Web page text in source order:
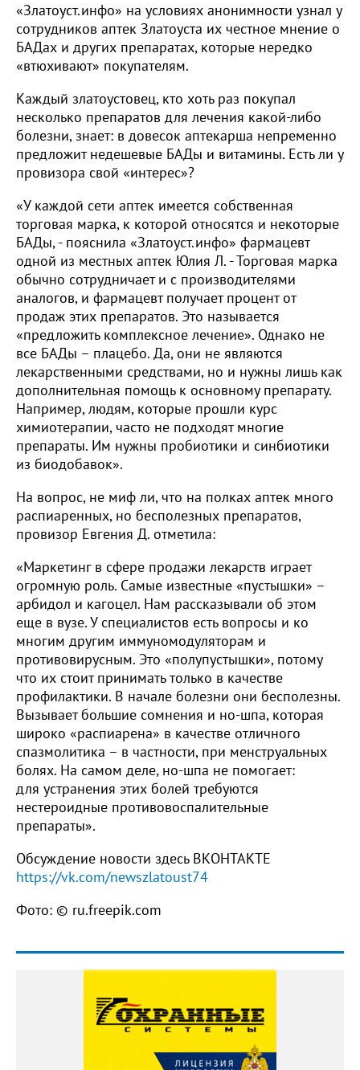
«Златоуст.инфо» на условиях анонимности узнал у
сотрудников аптек Златоуста их честное мнение о
БАДах и других препаратах, которые нередко
«втюхивают» покупателям.
Каждый златоустовец, кто хоть раз покупал
несколько препаратов для лечения какой-либо
болезни, знает: в довесок аптекарша непременно
предложит недешевые БАДы и витамины. Есть ли у
провизора свой «интерес»?
«У каждой сети аптек имеется собственная
торговая марка, к которой относятся и некоторые
БАДы, - пояснила «Златоуст.инфо» фармацевт
одной из местных аптек Юлия Л. - Торговая марка
обычно сотрудничает и с производителями
аналогов, и фармацевт получает процент от
продаж этих препаратов. Это называется
«предложить комплексное лечение». Однако не
все БАДы – плацебо. Да, они не являются
лекарственными средствами, но и нужны лишь как
дополнительная помощь к основному препарату.
Например, людям, которые прошли курс
химиотерапии, часто не подходят многие
препараты. Им нужны пробиотики и синбиотики
из биодобавок».
На вопрос, не миф ли, что на полках аптек много
распиаренных, но бесполезных препаратов,
провизор Евгения Д. отметила:
«Маркетинг в сфере продажи лекарств играет
огромную роль. Самые известные «пустышки» –
арбидол и кагоцел. Нам рассказывали об этом
еще в вузе. У специалистов есть вопросы и ко
многим другим иммуномодуляторам и
противовирусным. Это «полупустышки», потому
что их стоит принимать только в качестве
профилактики. В начале болезни они бесполезны.
Вызывает большие сомнения и но-шпа, которая
широко «распиарена» в качестве отличного
спазмолитика – в частности, при менструальных
болях. На самом деле, но-шпа не помогает:
для устранения этих болей требуются
нестероидные противовоспалительные
препараты».
Обсуждение новости здесь ВКОНТАКТЕ
https://vk.com/newszlatoust74
Фото: © ru.freepik.com